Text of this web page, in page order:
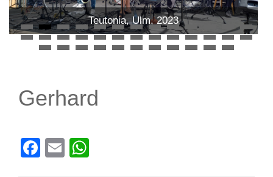
Teutonia, Ulm, 2023
Gerhard
Facebook
Email